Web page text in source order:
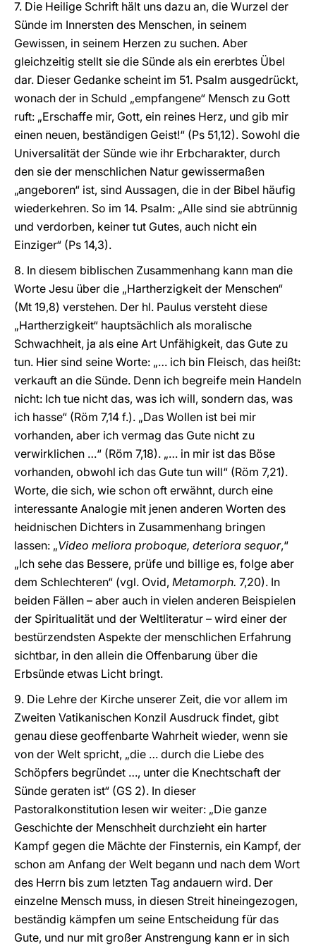
7. Die Heilige Schrift hält uns dazu an, die Wurzel der
Sünde im Innersten des Menschen, in seinem
Gewissen, in seinem Herzen zu suchen. Aber
gleichzeitig stellt sie die Sünde als ein ererbtes Übel
dar. Dieser Gedanke scheint im 51. Psalm ausgedrückt,
wonach der in Schuld „empfangene“ Mensch zu Gott
ruft: „Erschaffe mir, Gott, ein reines Herz, und gib mir
einen neuen, beständigen Geist!“ (Ps 51,12). Sowohl die
Universalität der Sünde wie ihr Erbcharakter, durch
den sie der menschlichen Natur gewissermaßen
„angeboren“ ist, sind Aussagen, die in der Bibel häufig
wiederkehren. So im 14. Psalm: „Alle sind sie abtrünnig
und verdorben, keiner tut Gutes, auch nicht ein
Einziger“ (Ps 14,3).
8. In diesem biblischen Zusammenhang kann man die
Worte Jesu über die „Hartherzigkeit der Menschen“
(Mt 19,8) verstehen. Der hl. Paulus versteht diese
„Hartherzigkeit“ hauptsächlich als moralische
Schwachheit, ja als eine Art Unfähigkeit, das Gute zu
tun. Hier sind seine Worte: „… ich bin Fleisch, das heißt:
verkauft an die Sünde. Denn ich begreife mein Handeln
nicht: Ich tue nicht das, was ich will, sondern das, was
ich hasse“ (Röm 7,14 f.). „Das Wollen ist bei mir
vorhanden, aber ich vermag das Gute nicht zu
verwirklichen …“ (Röm 7,18). „… in mir ist das Böse
vorhanden, obwohl ich das Gute tun will“ (Röm 7,21).
Worte, die sich, wie schon oft erwähnt, durch eine
interessante Analogie mit jenen anderen Worten des
heidnischen Dichters in Zusammenhang bringen
lassen: „Video meliora proboque, deteriora sequor,“
„Ich sehe das Bessere, prüfe und billige es, folge aber
dem Schlechteren“ (vgl. Ovid, Metamorph. 7,20). In
beiden Fällen – aber auch in vielen anderen Beispielen
der Spiritualität und der Weltliteratur – wird einer der
bestürzendsten Aspekte der menschlichen Erfahrung
sichtbar, in den allein die Offenbarung über die
Erbsünde etwas Licht bringt.
9. Die Lehre der Kirche unserer Zeit, die vor allem im
Zweiten Vatikanischen Konzil Ausdruck findet, gibt
genau diese geoffenbarte Wahrheit wieder, wenn sie
von der Welt spricht, „die … durch die Liebe des
Schöpfers begründet …, unter die Knechtschaft der
Sünde geraten ist“ (GS 2). In dieser
Pastoralkonstitution lesen wir weiter: „Die ganze
Geschichte der Menschheit durchzieht ein harter
Kampf gegen die Mächte der Finsternis, ein Kampf, der
schon am Anfang der Welt begann und nach dem Wort
des Herrn bis zum letzten Tag andauern wird. Der
einzelne Mensch muss, in diesen Streit hineingezogen,
beständig kämpfen um seine Entscheidung für das
Gute, und nur mit großer Anstrengung kann er in sich